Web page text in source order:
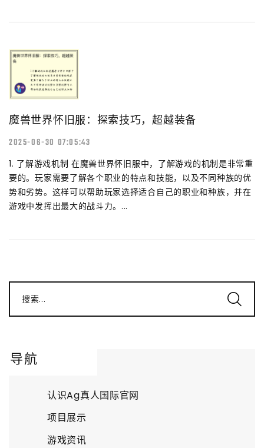
魔兽世界怀旧服：探索技巧，超越装备
2025-06-30 07:05:43
1. 了解游戏机制 在魔兽世界怀旧服中，了解游戏的机制是非常重
要的。玩家需要了解各个职业的特点和技能，以及不同种族的优
势和劣势。这样可以帮助玩家选择适合自己的职业和种族，并在
游戏中发挥出最大的战斗力。...
搜索...
导航
认识Ag真人国际官网
项目展示
游戏资讯